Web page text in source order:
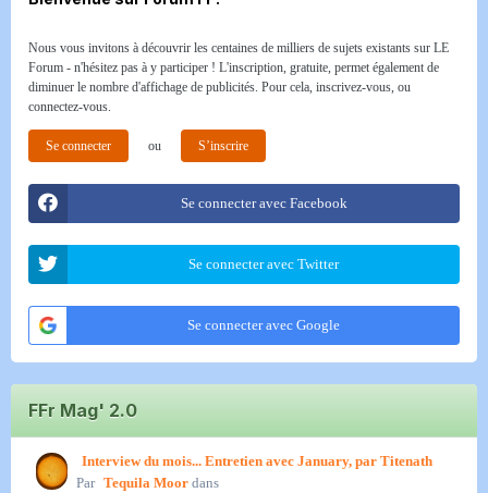
Nous vous invitons à découvrir les centaines de milliers de sujets existants sur LE
Forum - n'hésitez pas à y participer ! L'inscription, gratuite, permet également de
diminuer le nombre d'affichage de publicités. Pour cela, inscrivez-vous, ou
connectez-vous.
Se connecter ou S’inscrire
Se connecter avec Facebook
Se connecter avec Twitter
Se connecter avec Google
FFr Mag' 2.0
Interview du mois... Entretien avec January, par Titenath
Par Tequila Moor dans